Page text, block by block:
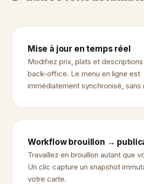
Mise à jour en temps réel
Modifiez prix, plats et
back-office. Le menu en ligne est
immédiatement synchronisé, sans
Workflow brouillon →
Travaillez en brouillon autant que
Un clic capture un snapshot
votre carte.